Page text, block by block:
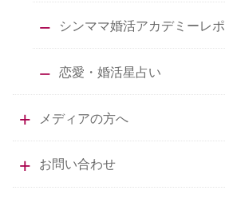
シンママ婚活アカデミーレポ
恋愛・婚活星占い
メディアの方へ
お問い合わせ